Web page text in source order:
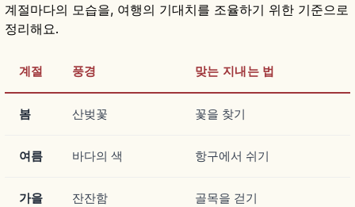
계절마다의 모습을, 여행의 기대치를 조율하기 위한 기준으로
정리해요.
계절 풍경 맞는 지내는 법
봄 산벚꽃 꽃을 찾기
여름 바다의 색 항구에서 쉬기
가을 잔잔함 골목을 걷기